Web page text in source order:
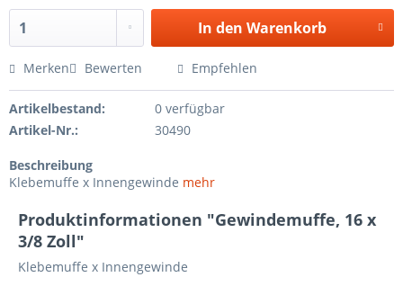
In den Warenkorb
Merken Bewerten Empfehlen
Artikelbestand:
0 verfügbar
Artikel-Nr.:
30490
Beschreibung
Klebemuffe x Innengewinde mehr
Produktinformationen "Gewindemuffe, 16 x
3/8 Zoll"
Klebemuffe x Innengewinde